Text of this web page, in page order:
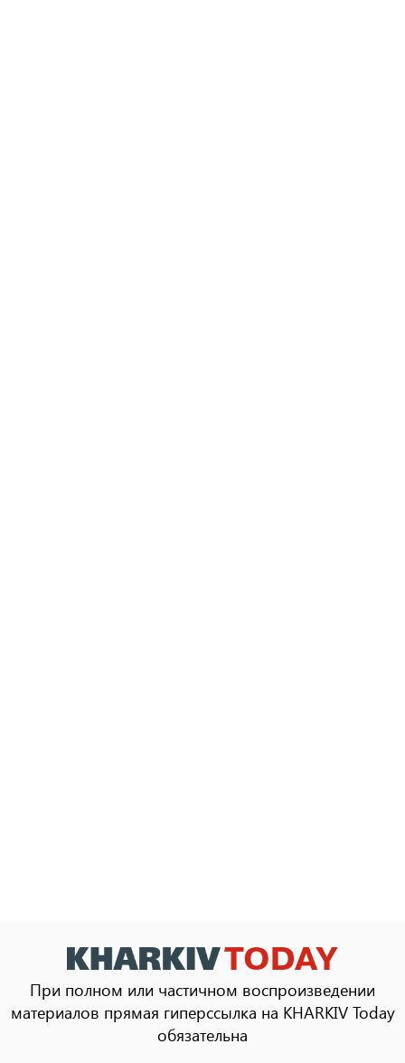
При полном или частичном воспроизведении
материалов прямая гиперссылка на KHARKIV Today
обязательна